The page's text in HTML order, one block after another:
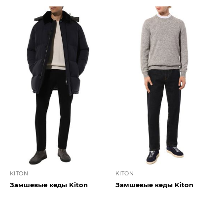
KITON
Замшевые кеды Kiton
KITON
Замшевые кеды Kiton